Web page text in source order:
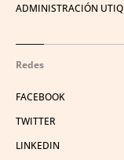
ADMINISTRACIÓN UTIQ
Redes
FACEBOOK
TWITTER
LINKEDIN